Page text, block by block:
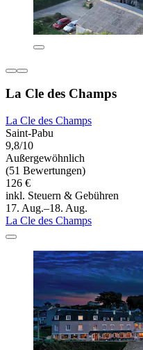
La Cle des Champs
La Cle des Champs
Saint-Pabu
9,8/10
Außergewöhnlich
(51 Bewertungen)
126 €
inkl. Steuern & Gebühren
17. Aug.–18. Aug.
La Cle des Champs